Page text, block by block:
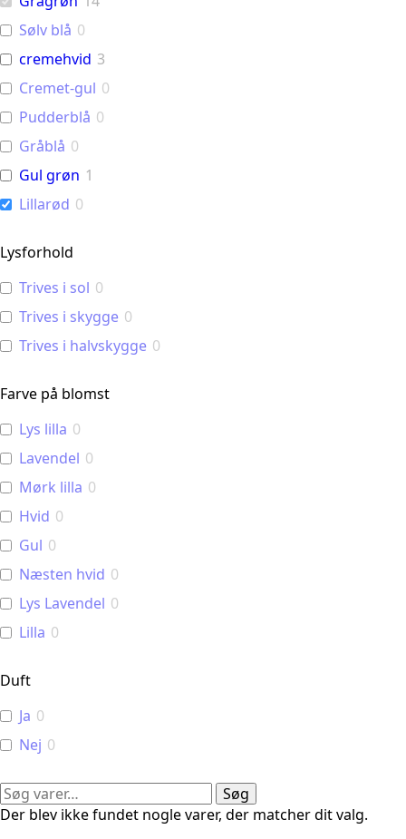
Sølv blå 0
cremehvid 3
Cremet-gul 0
Pudderblå 0
Gråblå 0
Gul grøn 1
Lillarød 0
Lysforhold
Trives i sol 0
Trives i skygge 0
Trives i halvskygge 0
Farve på blomst
Lys lilla 0
Lavendel 0
Mørk lilla 0
Hvid 0
Gul 0
Næsten hvid 0
Lys Lavendel 0
Lilla 0
Duft
Ja 0
Nej 0
Søg
efter:
Søg
Der blev ikke fundet nogle varer, der matcher dit valg.